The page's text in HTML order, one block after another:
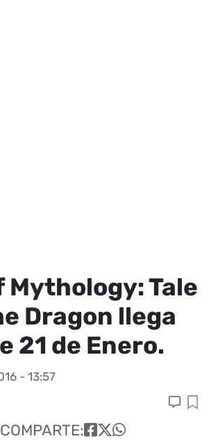
Mythology: Tale
Dragon llega
21 de Enero.
- 13:57
COMPARTE: